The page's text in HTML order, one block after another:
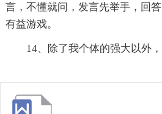
言，不懂就问，发言先举手，回
有益游戏。
14、除了我个体的强大以外